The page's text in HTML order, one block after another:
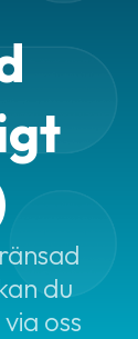
du
oss